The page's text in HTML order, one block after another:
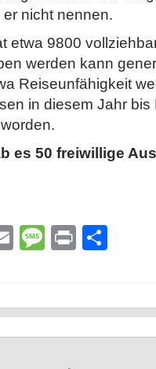
nicht nennen.
etwa 9800
werden kann
Reiseunfähigkeit
in diesem Jahr
es 50 freiwillige
EmailMessage
Print